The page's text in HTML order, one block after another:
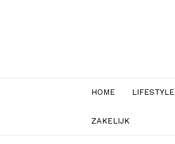
HOME LIFESTYLE
ZAKELIJK